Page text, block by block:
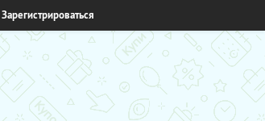
Зарегистрироваться